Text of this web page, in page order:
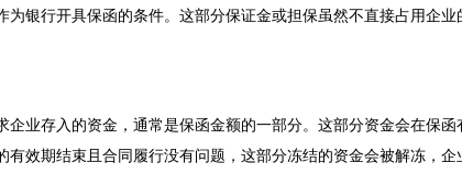
为银行开具保函的条件。这部分保证金或担保虽然不直接占用企
企业存入的资金，通常是保函金额的一部分。这部分资金会在保
有效期结束且合同履行没有问题，这部分冻结的资金会被解冻，